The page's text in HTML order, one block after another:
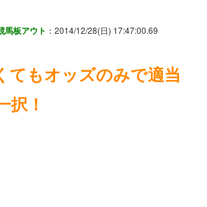
馬板アウト ：2014/12/28(日) 17:47:00.69
てもオッズのみで適当
択！